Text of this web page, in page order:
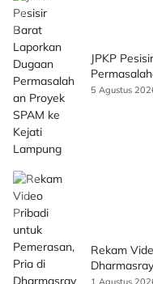
JPKP
5 Agustus
Rekam
Korban
1 Agustus